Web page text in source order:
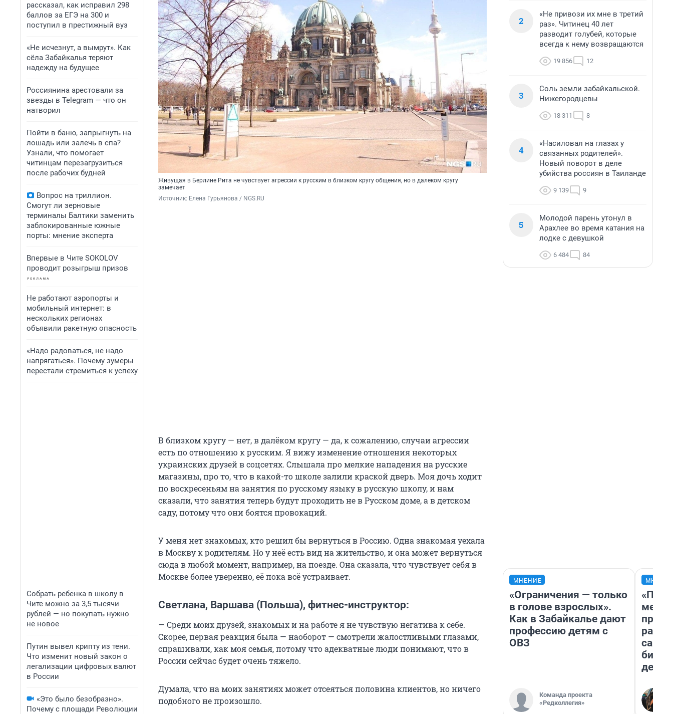
рассказал, как исправил 298
баллов за ЕГЭ на 300 и
поступил в престижный вуз
«Не исчезнут, а вымрут». Как
сёла Забайкалья теряют
надежду на будущее
Россиянина арестовали за
звезды в Telegram — что он
натворил
Пойти в баню, запрыгнуть на
лошадь или залечь в спа?
Узнали, что помогает
читинцам перезагрузиться
после рабочих будней
Вопрос на триллион.
Смогут ли зерновые
терминалы Балтики заменить
заблокированные южные
порты: мнение эксперта
Впервые в Чите SOKOLOV
проводит розыгрыш призов
Не работают аэропорты и
мобильный интернет: в
нескольких регионах
объявили ракетную опасность
«Надо радоваться, не надо
напрягаться». Почему зумеры
перестали стремиться к успеху
Собрать ребенка в школу в
Чите можно за 3,5 тысячи
рублей — но покупать нужно
не новое
Путин вывел крипту из тени.
Что изменит новый закон о
легализации цифровых валют
в России
«Это было безобразно».
Почему с площади Революции
Живущая в Берлине Рита не чувствует агрессии к русским в близком кругу общения, но в далеком кругу
замечает
Источник: Елена Гурьянова / NGS.RU
В близком кругу — нет, в далёком кругу — да, к сожалению, случаи агрессии
есть по отношению к русским. Я вижу изменение отношения некоторых
украинских друзей в соцсетях. Слышала про мелкие нападения на русские
магазины, про то, что в какой-то школе залили краской дверь. Моя дочь ходит
по воскресеньям на занятия по русскому языку в русскую школу, и нам
сказали, что занятия теперь будут проходить не в Русском доме, а в детском
саду, потому что они боятся провокаций.
У меня нет знакомых, кто решил бы вернуться в Россию. Одна знакомая уехала
в Москву к родителям. Но у неё есть вид на жительство, и она может вернуться
сюда в любой момент, например, на поезде. Она сказала, что чувствует себя в
Москве более уверенно, её пока всё устраивает.
Светлана, Варшава (Польша), фитнес-инструктор:
— Среди моих друзей, знакомых и на работе я не чувствую негатива к себе.
Скорее, первая реакция была — наоборот — смотрели жалостливыми глазами,
спрашивали, как моя семья, потому что адекватные люди понимают, что в
России сейчас будет очень тяжело.
Думала, что на моих занятиях может отсеяться половина клиентов, но ничего
подобного не произошло.
2
«Не привози их мне в третий
раз». Читинец 40 лет
разводит голубей, которые
всегда к нему возвращаются
19 856 12
3
Соль земли забайкальской.
Нижегородцевы
18 311 8
4
«Насиловал на глазах у
связанных родителей».
Новый поворот в деле
убийства россиян в Таиланде
9 139 9
5
Молодой парень утонул в
Арахлее во время катания на
лодке с девушкой
6 484 84
МНЕНИЕ
«Ограничения — только
в голове взрослых».
Как в Забайкалье дают
профессию детям с
ОВЗ
Команда проекта
«Редколлегия»